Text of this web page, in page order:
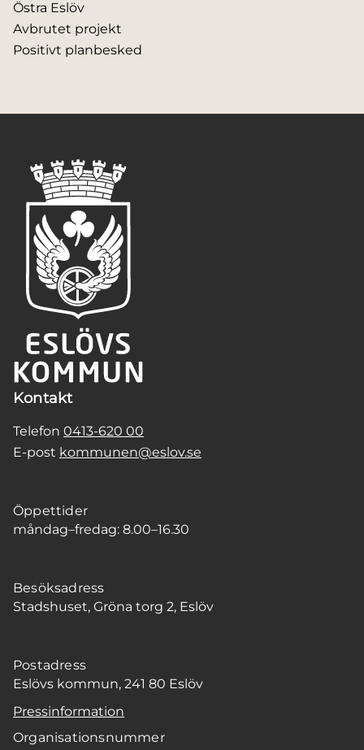
Östra Eslöv
Avbrutet projekt
Positivt planbesked
Kontakt
Telefon 0413-620 00
E-post kommunen@eslov.se
Öppettider
måndag–fredag: 8.00–16.30
Besöksadress
Stadshuset, Gröna torg 2, Eslöv
Postadress
Eslövs kommun, 241 80 Eslöv
Pressinformation
Organisationsnummer